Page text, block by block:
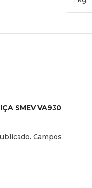
SMEV VA930
Campos